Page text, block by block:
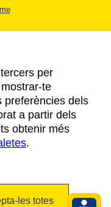
per
te
preferències dels
a partir dels
obtenir més
.
les totes